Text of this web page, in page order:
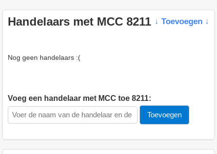
Handelaars met MCC 8211 ↓ Toevoegen ↓
Nog geen handelaars :(
Voeg een handelaar met MCC toe 8211: